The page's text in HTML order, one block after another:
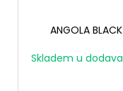
ANGOLA BLACK
Skladem u